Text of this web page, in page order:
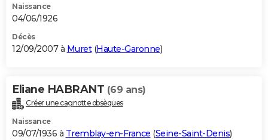
Naissance
04/06/1926
Décès
12/09/2007 à Muret(Haute-Garonne)
Eliane HABRANT (69 ans)
Créer une cagnotte obsèques
Naissance
09/07/1936 à Tremblay-en-France (Seine-Saint-Denis)